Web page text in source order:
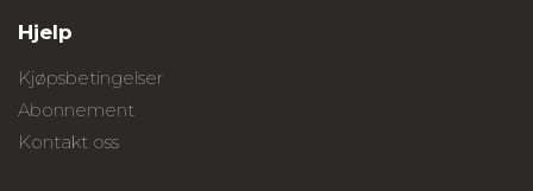
Hjelp
Kjøpsbetingelser
Abonnement
Kontakt oss